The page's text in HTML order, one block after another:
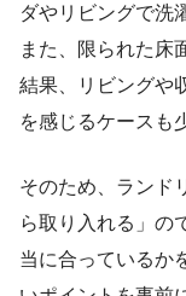
ダやリビングで洗
また、限られた床
結果、リビングや
を感じるケースも
そのため、ランド
ら取り入れる」の
当に合っているか